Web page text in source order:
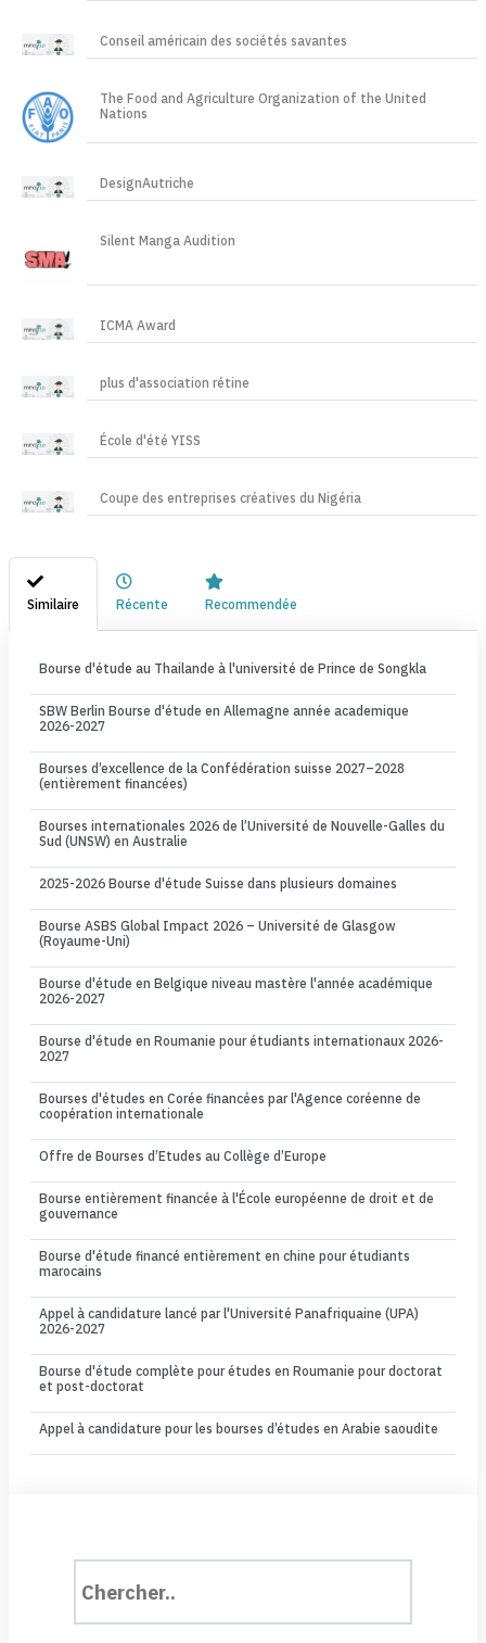
Conseil américain des sociétés savantes
The Food and Agriculture Organization of the United
Nations
DesignAutriche
Silent Manga Audition
ICMA Award
plus d'association rétine
École d'été YISS
Coupe des entreprises créatives du Nigéria
Similaire Récente Recommendée
Bourse d'étude au Thailande à l'université de Prince de Songkla
SBW Berlin Bourse d'étude en Allemagne année academique
2026-2027
Bourses d’excellence de la Confédération suisse 2027–2028
(entièrement financées)
Bourses internationales 2026 de l’Université de Nouvelle-Galles du
Sud (UNSW) en Australie
2025-2026 Bourse d'étude Suisse dans plusieurs domaines
Bourse ASBS Global Impact 2026 – Université de Glasgow
(Royaume-Uni)
Bourse d'étude en Belgique niveau mastère l'année académique
2026-2027
Bourse d'étude en Roumanie pour étudiants internationaux 2026-
2027
Bourses d'études en Corée financées par l'Agence coréenne de
coopération internationale
Offre de Bourses d’Etudes au Collège d’Europe
Bourse entièrement financée à l'École européenne de droit et de
gouvernance
Bourse d'étude financé entièrement en chine pour étudiants
marocains
Appel à candidature lancé par l'Université Panafriquaine (UPA)
2026-2027
Bourse d'étude complète pour études en Roumanie pour doctorat
et post-doctorat
Appel à candidature pour les bourses d’études en Arabie saoudite